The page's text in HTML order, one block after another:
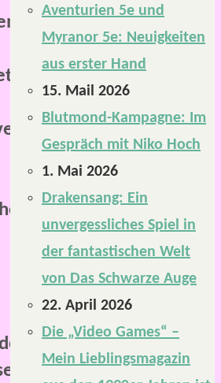
Aventurien 5e und
Myranor 5e: Neuigkeiten
aus erster Hand
15. Mail 2026
Blutmond-Kampagne: Im
Gespräch mit Niko Hoch
1. Mai 2026
Drakensang: Ein
unvergessliches Spiel in
der fantastischen Welt
von Das Schwarze Auge
22. April 2026
Die „Video Games“ –
Mein Lieblingsmagazin